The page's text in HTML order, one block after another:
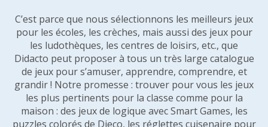
C’est parce que nous sélectionnons les meilleurs jeux
pour les écoles, les crèches, mais aussi des jeux pour
les ludothèques, les centres de loisirs, etc., que
Didacto peut proposer à tous un très large catalogue
de jeux pour s’amuser, apprendre, comprendre, et
grandir ! Notre promesse : trouver pour vous les jeux
les plus pertinents pour la classe comme pour la
maison : des jeux de logique avec Smart Games, les
puzzles colorés de Djeco, les réglettes cuisenaire pour